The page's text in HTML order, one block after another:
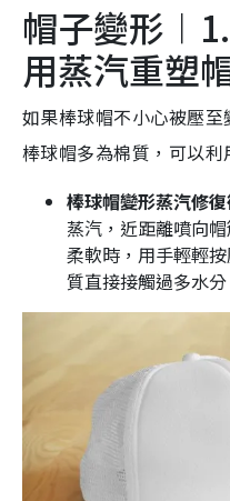
帽子變形
用蒸汽重塑
如果棒球帽不小心被壓
棒球帽多為棉質，可以利
棒球帽變形蒸汽修復
蒸汽，近距離噴向
柔軟時，用手輕輕
質直接接觸過多水